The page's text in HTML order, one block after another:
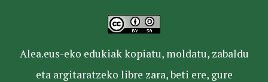
Alea.eus-eko edukiak kopiatu, moldatu, zabaldu
eta argitaratzeko libre zara, beti ere, gure